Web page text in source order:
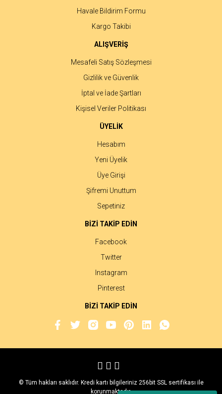
Gönder
Havale Bildirim Formu
Kargo Takibi
ALIŞVERİŞ
Mesafeli Satış Sözleşmesi
Gizlilik ve Güvenlik
İptal ve İade Şartları
Kişisel Veriler Politikası
ÜYELİK
Hesabım
Yeni Üyelik
Üye Girişi
Şifremi Unuttum
Sepetiniz
BİZİ TAKİP EDİN
Facebook
Twitter
Instagram
Pinterest
BİZİ TAKİP EDİN
© Tüm hakları saklıdır. Kredi kartı bilgileriniz 256bit SSL sertifikası ile
korunmaktadır.